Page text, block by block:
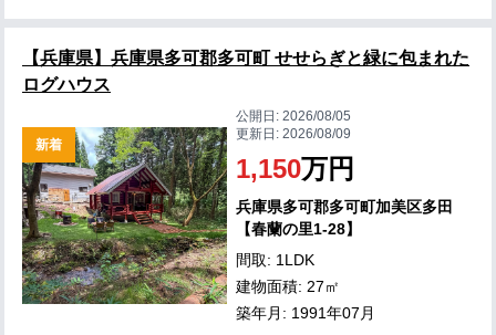
【兵庫県】兵庫県多可郡多可町 せせらぎと緑に包まれた
ログハウス
新着
公開日:2026/08/05
更新日:2026/08/09
1,150万円
兵庫県多可郡多可町加美区多田
【春蘭の里1-28】
間取: 1LDK
建物面積: 27㎡
築年月: 1991年07月